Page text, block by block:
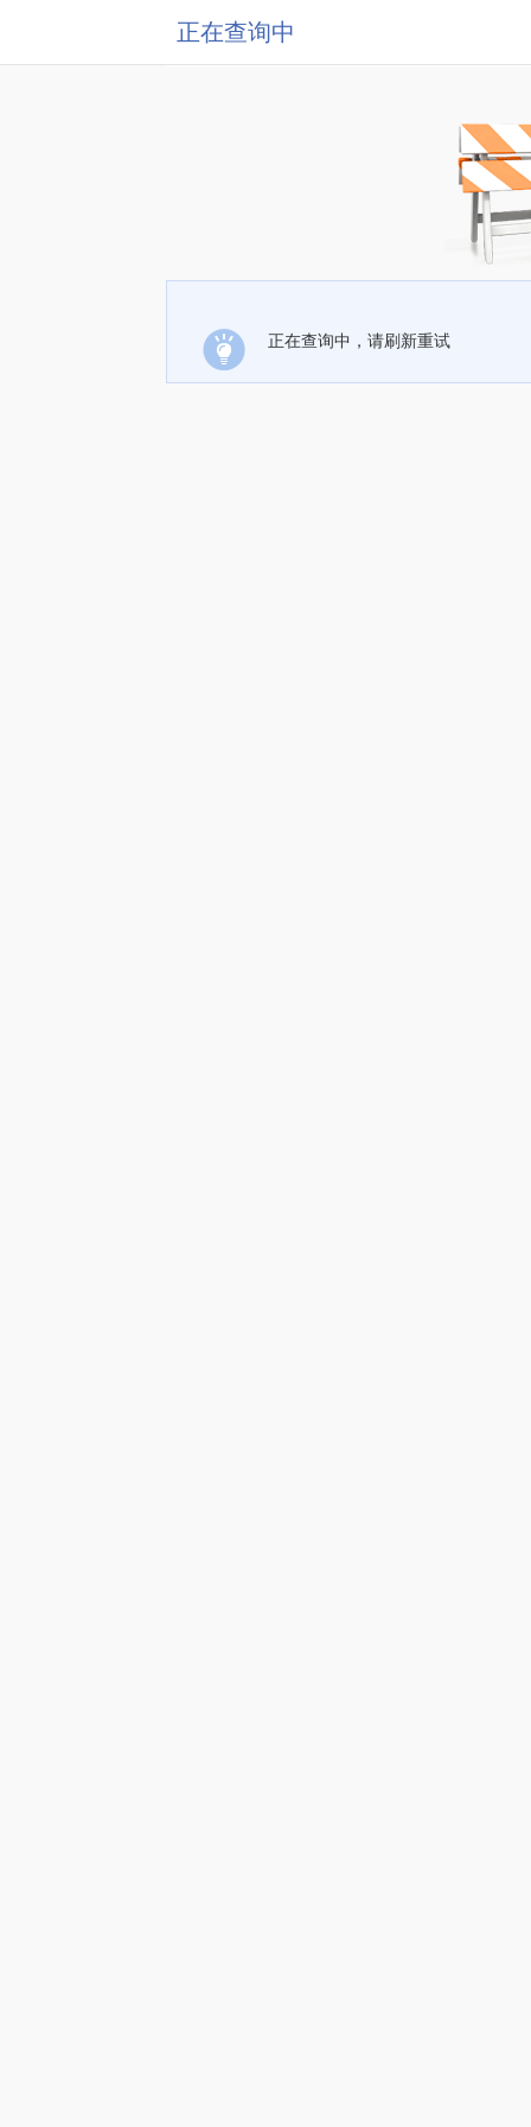
正在查询中
正在查询中，请刷新重试